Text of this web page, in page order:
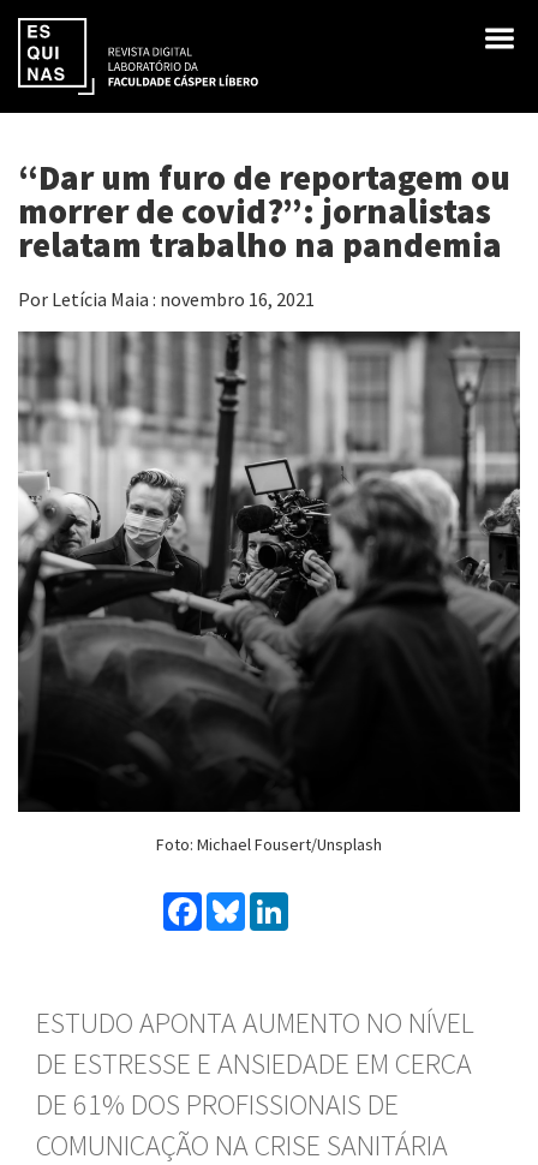
“Dar um furo de reportagem ou
morrer de covid?”: jornalistas
relatam trabalho na pandemia
Por Letícia Maia : novembro 16, 2021
Foto: Michael Fousert/Unsplash
Facebook
Bluesky
ESTUDO APONTA AUMENTO NO NÍVEL
DE ESTRESSE E ANSIEDADE EM CERCA
DE 61% DOS PROFISSIONAIS DE
COMUNICAÇÃO NA CRISE SANITÁRIA